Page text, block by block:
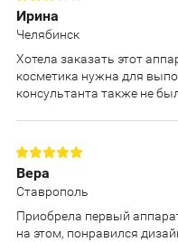
Ирина
Челябинск
Хотела заказать этот
косметика нужна для
консультанта также не
Вера
Ставрополь
Приобрела первый
на этом, понравился